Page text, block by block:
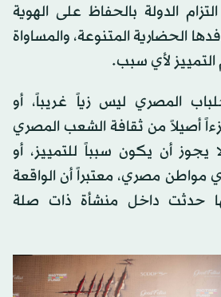
الدولة بالحفاظ على الهوية
الحضارية المتنوعة، والمساواة
التمييز لأي سبب.
المصري ليس زياً غريباً، أو
أصيلاً من ثقافة الشعب المصري
يجوز أن يكون سبباً للتمييز، أو
مواطن مصري، معتبراً أن الواقعة
حدثت داخل منشأة ذات صلة